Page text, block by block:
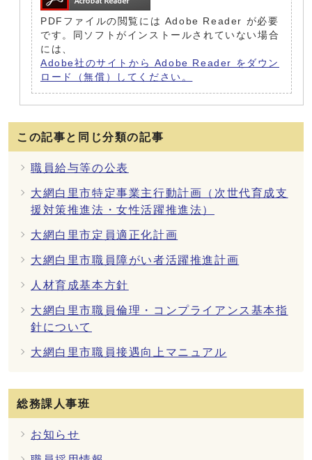
PDFファイルの閲覧には Adobe Reader が必要
です。同ソフトがインストールされていない場合
には、
Adobe社のサイトから Adobe Reader をダウン
ロード（無償）してください。
この記事と同じ分類の記事
職員給与等の公表
大網白里市特定事業主行動計画（次世代育成支
援対策推進法・女性活躍推進法）
大網白里市定員適正化計画
大網白里市職員障がい者活躍推進計画
人材育成基本方針
大網白里市職員倫理・コンプライアンス基本指
針について
大網白里市職員接遇向上マニュアル
総務課人事班
お知らせ